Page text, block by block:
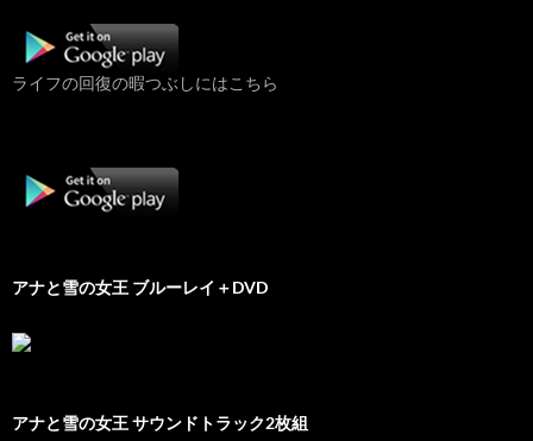
ライフの回復の暇つぶしにはこちら
アナと雪の女王 ブルーレイ＋DVD
アナと雪の女王 サウンドトラック2枚組